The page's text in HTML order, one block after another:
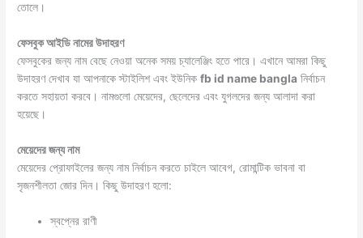
তোলে।
ফেসবুক আইডি নামের উদাহরণ
ফেসবুকের জন্য নাম বেছে নেওয়া অনেক সময় চ্যালেঞ্জিং হতে পারে। এখানে আমরা কিছু
উদাহরণ দেখাব যা আপনাকে স্টাইলিশ এবং ইউনিকfb id name bangla নির্বাচন
করতে সহায়তা করবে। নামগুলো মেয়েদের, ছেলেদের এবং যুগলদের জন্য আলাদা করা
হয়েছে।
মেয়েদের জন্য নাম
মেয়েদের প্রোফাইলের জন্য নাম নির্বাচন করতে চাইলে আবেগ, রোমান্টিক ভাবনা বা
সৃজনশীলতা জোর দিন। কিছু উদাহরণ হলো:
স্বপ্নের রাণী